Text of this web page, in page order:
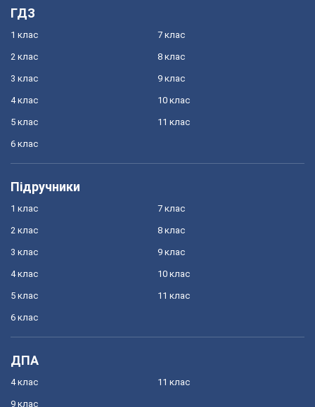
ГДЗ
1 клас
2 клас
3 клас
4 клас
5 клас
6 клас
7 клас
8 клас
9 клас
10 клас
11 клас
Підручники
1 клас
2 клас
3 клас
4 клас
5 клас
6 клас
7 клас
8 клас
9 клас
10 клас
11 клас
ДПА
4 клас
9 клас
11 клас